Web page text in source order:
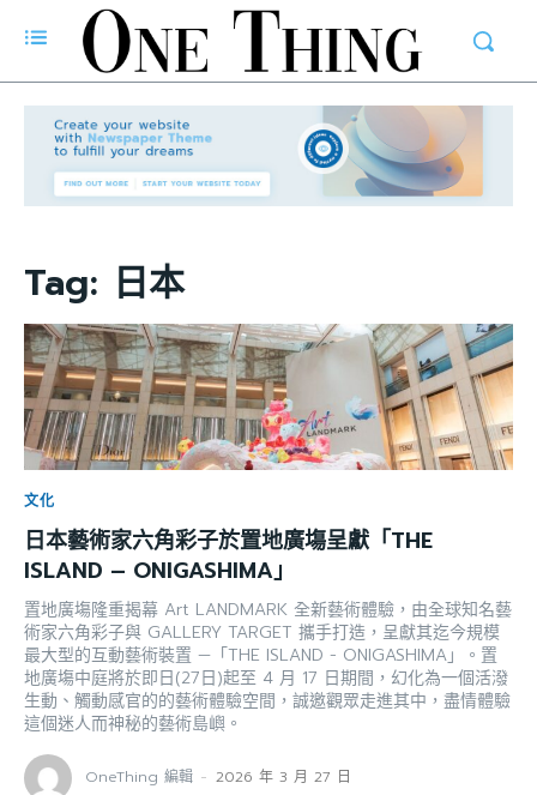
Tag: 日本
文化
日本藝術家六角彩子於置地廣塲呈獻「THE
ISLAND – ONIGASHIMA」
置地廣塲隆重揭幕 Art LANDMARK 全新藝術體驗，由全球知名藝
術家六角彩子與 GALLERY TARGET 攜手打造，呈獻其迄今規模
最大型的互動藝術裝置 —「THE ISLAND - ONIGASHIMA」。置
地廣塲中庭將於即日(27日)起至 4 月 17 日期間，幻化為一個活潑
生動、觸動感官的的藝術體驗空間，誠邀觀眾走進其中，盡情體驗
這個迷人而神秘的藝術島嶼。
OneThing 編輯 - 2026 年 3 月 27 日